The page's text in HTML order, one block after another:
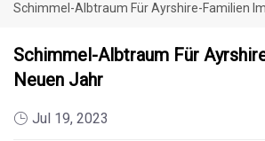
Schimmel-Albtraum Für Ayrshire-Familien
Schimmel-Albtraum Für
Neuen Jahr
Jul 19, 2023